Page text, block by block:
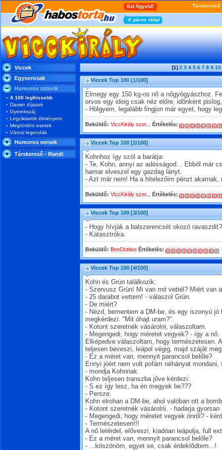
Viccek
Egysorosak
Humoros sztorik
A 100 legfrissebb
Darwin díjasok
Gyerekszáj
Legcikisebb élményem
Megtörtént esetek
Városi legendák
Humoros versek
Társkereső - Randi
[1] 2 3 4 5 6 7 8 9 10
Viccek Top 100 [1/100]
Elmegy egy 150 kg-os nő a nőgyógyászhoz.
orvos egy ideig csak néz előre, időnként
- Hölgyem, legalább fingjon már egyet, hogy
Beküldő: ViccKirály szer... Értékelés:
Viccek Top 100 [2/100]
Kohnhoz így szól a barátja:
- Te, Kohn, annyi az adósságod... Ebből már
hamar elveszel egy gazdag lányt.
- Azt már nem! Ha a hitelezőim pénzt akarnak,
Beküldő: ViccKirály szer... Értékelés:
Viccek Top 100 [3/100]
- Hogy hívják a balszerencsét okozó ravaszdit?
- Katasztróka.
Beküldő: BeeDottiee Értékelés:
Viccek Top 100 [4/100]
Kohn és Grün találkozik:
- Szervusz Grün! Mi van mit vettél? Miért van
- 25 darabot vettem! - válaszol Grün.
- De miért?
- Nézd, bementem a DM-be, és egy iszonyú
megkérdezi: "Mit óhajt uram?".
- Kotont szeretnék vásárolni, válaszoltam.
- Megengedi, hogy méretet vegyek? - így a nő.
Elképedve válaszoltam, hogy természetesen.
teljesen beveszi, leápol végig, majd száját
- Ez a méret van, mennyit parancsol belőle?
Ennyi jóért nem volt pofám néhányat
- mondja Kohnnak.
Kohn teljesen transzba jőve kérdezi:
- S ez így lesz, ha én megyek be???
- Persze.
Kohn elrohan a DM-be, ahol valóban ott a
- Kotont szeretnék vásárolni. - hadarja gyorsan
- Megengedi, hogy méretet vegyek önről? -
- Természetesen!!!
A nő letérdel, előveszi, kiadóan leápolja, full
- Ez a méret van, mennyit parancsol belőle?
- ...köszönöm, egyet se, csak érdeklődtem...!